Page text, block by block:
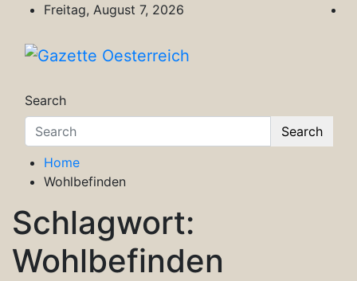
content
Freitag, August 7, 2026
Search
Search
Home
Wohlbefinden
Schlagwort:
Wohlbefinden